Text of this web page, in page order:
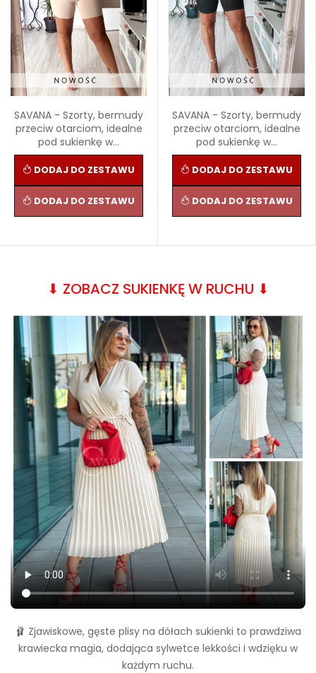
SAVANA - Szorty, bermudy
przeciw otarciom, idealne
pod sukienkę w...
DODAJ DO ZESTAWU
DODAJ DO ZESTAWU
SAVANA - Szorty, bermudy
przeciw otarciom, idealne
pod sukienkę w...
DODAJ DO ZESTAWU
DODAJ DO ZESTAWU
⬇︎ ZOBACZ SUKIENKĘ W RUCHU ⬇︎
🩰 Zjawiskowe, gęste plisy na dółach sukienki to prawdziwa
krawiecka magia, dodająca sylwetce lekkości i wdzięku w
każdym ruchu.